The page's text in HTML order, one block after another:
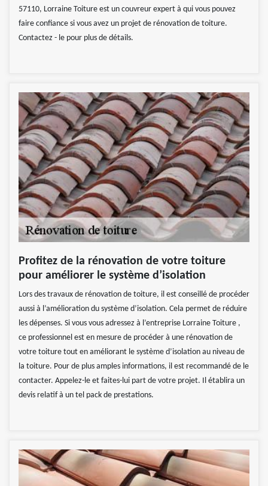
57110, Lorraine Toiture est un couvreur expert à qui vous pouvez
faire confiance si vous avez un projet de rénovation de toiture.
Contactez - le pour plus de détails.
Profitez de la rénovation de votre toiture
pour améliorer le système d’isolation
Lors des travaux de rénovation de toiture, il est conseillé de procéder
aussi à l’amélioration du système d’isolation. Cela permet de réduire
les dépenses. Si vous vous adressez à l’entreprise Lorraine Toiture ,
ce professionnel est en mesure de procéder à une rénovation de
votre toiture tout en améliorant le système d’isolation au niveau de
la toiture. Pour de plus amples informations, il est recommandé de le
contacter. Appelez-le et faites-lui part de votre projet. Il établira un
devis relatif à un tel pack de prestations.